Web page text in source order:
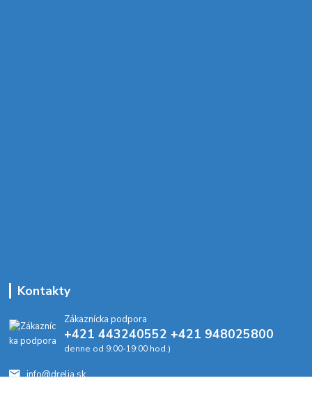
Kontakty
Zákaznícka podpora
+421 443240552 +421 948025800
denne od 9:00-19:00 hod.)
info@drelia.sk